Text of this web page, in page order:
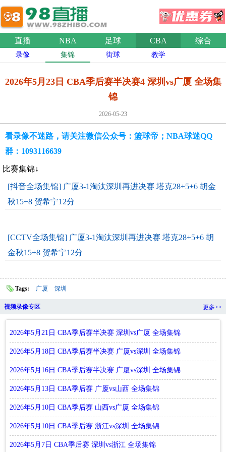
直播 NBA 足球 CBA 综合
录像 集锦 街球 教学
2026年5月23日 CBA季后赛半决赛4 深圳vs广厦 全场集
锦
2026-05-23
看录像不迷路，请关注微信公众号：篮球帝；NBA球迷QQ
群：1093116639
比赛集锦↓
[抖音全场集锦] 广厦3-1淘汰深圳再进决赛 塔克28+5+6 胡金
秋15+8 贺希宁12分
[CCTV全场集锦] 广厦3-1淘汰深圳再进决赛 塔克28+5+6 胡
金秋15+8 贺希宁12分
Tags: 广厦 深圳
视频录像专区 更多>>
2026年5月21日 CBA季后赛半决赛 深圳vs广厦 全场集锦
2026年5月18日 CBA季后赛半决赛 广厦vs深圳 全场集锦
2026年5月16日 CBA季后赛半决赛 广厦vs深圳 全场集锦
2026年5月13日 CBA季后赛 广厦vs山西 全场集锦
2026年5月10日 CBA季后赛 山西vs广厦 全场集锦
2026年5月10日 CBA季后赛 浙江vs深圳 全场集锦
2026年5月7日 CBA季后赛 深圳vs浙江 全场集锦